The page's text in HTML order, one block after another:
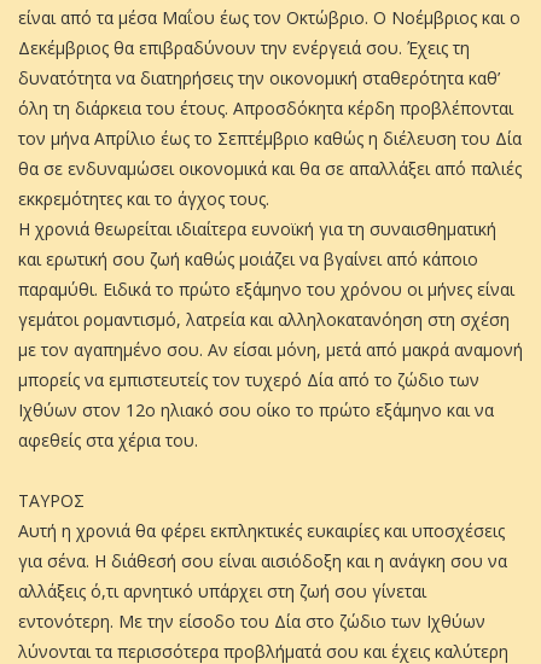
είναι από τα μέσα Μαΐου έως τον Οκτώβριο. Ο Νοέμβριος και ο
Δεκέμβριος θα επιβραδύνουν την ενέργειά σου. Έχεις τη
δυνατότητα να διατηρήσεις την οικονομική σταθερότητα καθ’
όλη τη διάρκεια του έτους. Απροσδόκητα κέρδη προβλέπονται
τον μήνα Απρίλιο έως το Σεπτέμβριο καθώς η διέλευση του Δία
θα σε ενδυναμώσει οικονομικά και θα σε απαλλάξει από παλιές
εκκρεμότητες και το άγχος τους.
Η χρονιά θεωρείται ιδιαίτερα ευνοϊκή για τη συναισθηματική
και ερωτική σου ζωή καθώς μοιάζει να βγαίνει από κάποιο
παραμύθι. Ειδικά το πρώτο εξάμηνο του χρόνου οι μήνες είναι
γεμάτοι ρομαντισμό, λατρεία και αλληλοκατανόηση στη σχέση
με τον αγαπημένο σου. Αν είσαι μόνη, μετά από μακρά αναμονή
μπορείς να εμπιστευτείς τον τυχερό Δία από το ζώδιο των
Ιχθύων στον 12ο ηλιακό σου οίκο το πρώτο εξάμηνο και να
αφεθείς στα χέρια του.
ΤΑΥΡΟΣ
Αυτή η χρονιά θα φέρει εκπληκτικές ευκαιρίες και υποσχέσεις
για σένα. Η διάθεσή σου είναι αισιόδοξη και η ανάγκη σου να
αλλάξεις ό,τι αρνητικό υπάρχει στη ζωή σου γίνεται
εντονότερη. Με την είσοδο του Δία στο ζώδιο των Ιχθύων
λύνονται τα περισσότερα προβλήματά σου και έχεις καλύτερη